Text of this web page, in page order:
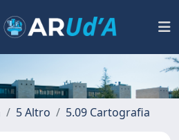
5 Altro 5.09 Cartografia